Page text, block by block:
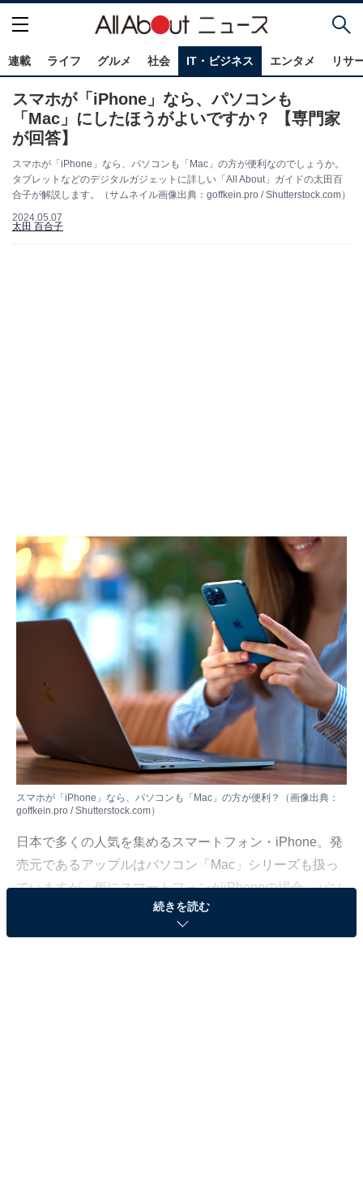
連載 ライフ グルメ 社会 IT・ビジネス エンタメ リサ
スマホが「iPhone」なら、パソコンも
「Mac」にしたほうがよいですか？ 【専門家
が回答】
スマホが「iPhone」なら、パソコンも「Mac」の方が便利なのでしょうか。
タブレットなどのデジタルガジェットに詳しい「All About」ガイドの太田百
合子が解説します。（サムネイル画像出典：goffkein.pro / Shutterstock.com）
2024.05.07
太田 百合子
スマホが「iPhone」なら、パソコンも「Mac」の方が便利？（画像出典：
goffkein.pro / Shutterstock.com）
日本で多くの人気を集めるスマートフォン・iPhone。発
売元であるアップルはパソコン「Mac」シリーズも扱っ
ていますが、仮にスマートフォンがiPhoneの場合、パソ
コンもこれらを使用したほうが便利なのでしょうか。
続きを読む